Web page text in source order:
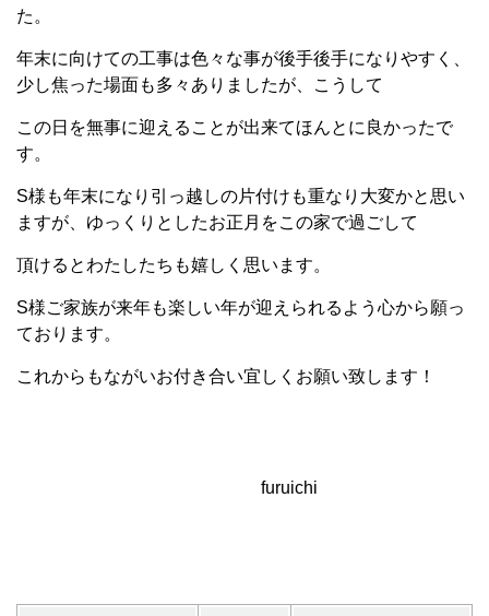
た。
年末に向けての工事は色々な事が後手後手になりやすく、
少し焦った場面も多々ありましたが、こうして
この日を無事に迎えることが出来てほんとに良かったで
す。
S様も年末になり引っ越しの片付けも重なり大変かと思い
ますが、ゆっくりとしたお正月をこの家で過ごして
頂けるとわたしたちも嬉しく思います。
S様ご家族が来年も楽しい年が迎えられるよう心から願っ
ております。
これからもながいお付き合い宜しくお願い致します！
furuichi